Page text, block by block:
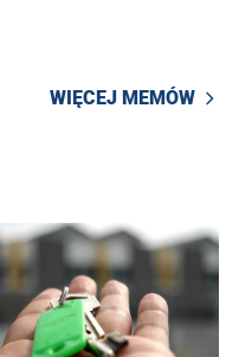
WIĘCEJ MEMÓW